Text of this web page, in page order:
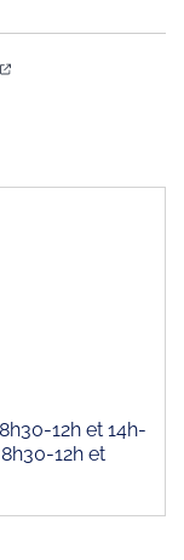
12h et 14h-
12h et